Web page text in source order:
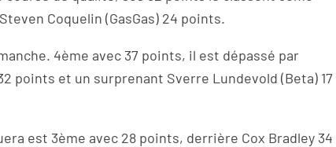
Coquelin (GasGas) 24 points.
4ème avec 37 points, il est dépassé par
points et un surprenant Sverre Lundevold (Beta) 17
est 3ème avec 28 points, derrière Cox Bradley 34